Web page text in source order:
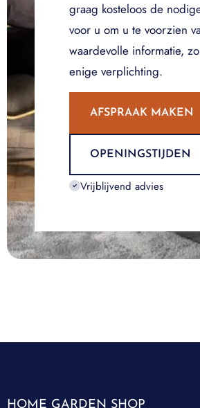
graag kosteloos de
voor u om u te voorzien
waardevolle informatie,
enige verplichting.
AFSPRAAK MAKEN
OPENINGSTIJDEN
Vrijblijvend advies
HOME GARDEN SHOP